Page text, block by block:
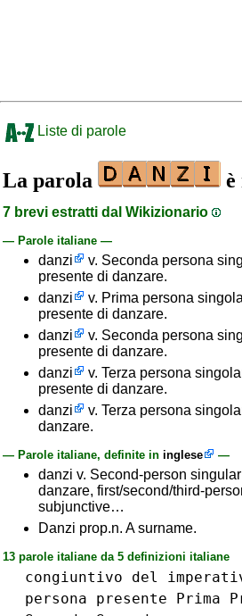
Liste di parole
La parola è
7 brevi estratti dal Wikizionario
— Parole italiane —
danzi
v. Seconda persona
presente di danzare.
danzi
v. Prima persona
presente di danzare.
danzi
v. Seconda persona
presente di danzare.
danzi
v. Terza persona
presente di danzare.
danzi
v. Terza persona
danzare.
— Parole italiane, definite in inglese —
danzi v. Second-person
danzare, first/second/third-
subjunctive…
Danzi prop.n. A surname.
13 parole italiane da 5 definizioni italiane
congiuntivo del
persona
presente Prima